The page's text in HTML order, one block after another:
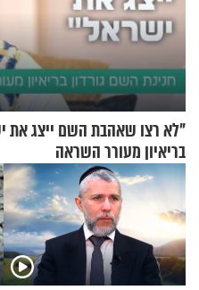
"לא רצו שאהבת השם ייצג את
בריאיון מעורר השראה